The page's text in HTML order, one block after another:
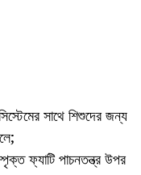
সাথে শিশুদের জন্য
ফ্যাটি পাচনতন্ত্র উপর